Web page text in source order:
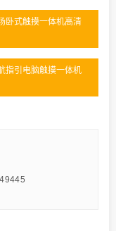
卧式触摸一体机高清
指引电脑触摸一体机